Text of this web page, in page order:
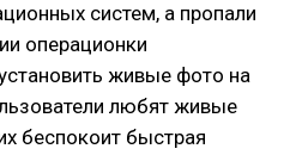
систем, а пропали
операционки
живые фото на
любят живые
беспокоит быстрая